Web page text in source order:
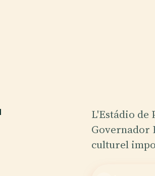
L'Estádio de
Governador
culturel